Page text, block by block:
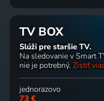
TV BOX
Slúži pre staršie TV.
Na sledovanie v Smart
nie je potrebný. Zistiť
jednorazovo
73 €